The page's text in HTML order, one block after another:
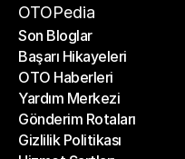
Bir Ortak Ol
OTOPedia
Son Bloglar
Son Bloglar
Başarı Hikayeleri
Başarı Hikayeleri
OTO Haberleri
OTO Haberleri
Yardım Merkezi
Yardım Merkezi
Gönderim Rotaları
Gönderim Rotaları
Gizlilik Politikası